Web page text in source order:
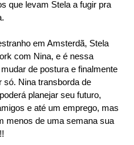
que levam Stela a fugir pra
em Amsterdã, Stela
com Nina, e é nessa
de postura e finalmente
Nina transborda de
planejar seu futuro,
e até um emprego, mas
menos de uma semana sua